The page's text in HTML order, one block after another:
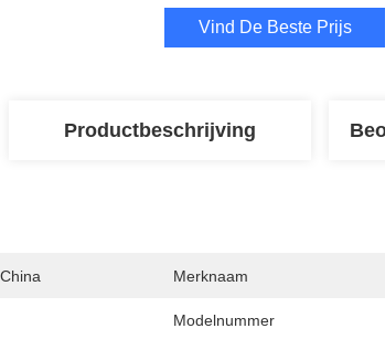
Vind De Beste Prijs
Productbeschrijving
Merknaam
Modelnummer